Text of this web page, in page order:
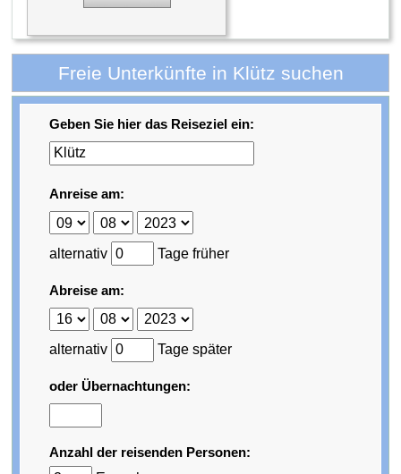
Freie Unterkünfte in Klütz suchen
Geben Sie hier das Reiseziel ein:
Anreise am:
alternativ Tage früher
Abreise am:
alternativ Tage später
oder Übernachtungen:
Anzahl der reisenden Personen: